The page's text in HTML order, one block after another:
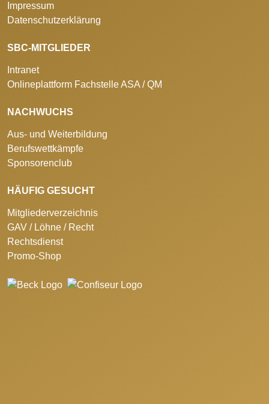
Impressum
Datenschutzerklärung
SBC-MITGLIEDER
Intranet
Onlineplattform Fachstelle ASA / QM
NACHWUCHS
Aus- und Weiterbildung
Berufswettkämpfe
Sponsorenclub
HÄUFIG GESUCHT
Mitgliederverzeichnis
GAV / Löhne / Recht
Rechtsdienst
Promo-Shop